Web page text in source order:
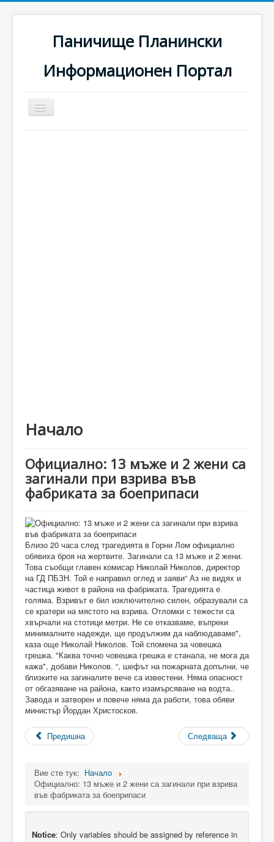
Паничище Планински
Информационен Портал
Превключи
навигация
Начало
Официално: 13 мъже и 2 жени са
загинали при взрива във
фабриката за боеприпаси
Близо 20 часа след трагедията в Горни Лом официално
обявиха броя на жертвите. Загинали са 13 мъже и 2 жени.
Това съобщи главен комисар Николай Николов, директор
на ГД ПБЗН. Той е направил оглед и заяви“ Аз не видях и
частица живот в района на фабриката. Трагедията е
голяма. Взривът е бил изключително силен, образували са
се кратери на мястото на взрива. Отломки с тежести са
хвърчали на стотици метри. Не се отказваме, въпреки
минималните надежди, ще продължим да наблюдаваме",
каза още Николай Николов. Той спомена за човешка
грешка. "Каква точно човешка грешка е станала, не мога да
кажа", добави Николов. “, шефът на пожарната допълни, че
близките на загиналите вече са известени. Няма опасност
от обгазяване на района, както изамърсяване на водта..
Завода и затворен и повече няма да работи, това обяви
министър Йордан Христосков.
Предишна Следваща
Вие сте тук: Начало
Официално: 13 мъже и 2 жени са загинали при взрива
във фабриката за боеприпаси
Notice: Only variables should be assigned by reference in